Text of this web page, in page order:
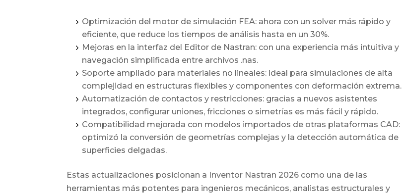
Optimización del motor de simulación FEA: ahora con un solver más rápido y
eficiente, que reduce los tiempos de análisis hasta en un 30%.
Mejoras en la interfaz del Editor de Nastran: con una experiencia más intuitiva y
navegación simplificada entre archivos .nas.
Soporte ampliado para materiales no lineales: ideal para simulaciones de alta
complejidad en estructuras flexibles y componentes con deformación extrema.
Automatización de contactos y restricciones: gracias a nuevos asistentes
integrados, configurar uniones, fricciones o simetrías es más fácil y rápido.
Compatibilidad mejorada con modelos importados de otras plataformas CAD:
optimizó la conversión de geometrías complejas y la detección automática de
superficies delgadas.
Estas actualizaciones posicionan a Inventor Nastran 2026 como una de las
herramientas más potentes para ingenieros mecánicos, analistas estructurales y